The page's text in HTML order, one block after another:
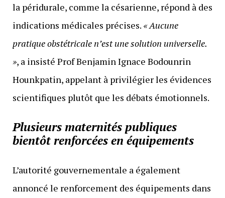
la péridurale, comme la césarienne, répond à des
indications médicales précises. « Aucune
pratique obstétricale n’est une solution universelle.
», a insisté Prof Benjamin Ignace Bodounrin
Hounkpatin, appelant à privilégier les évidences
scientifiques plutôt que les débats émotionnels.
Plusieurs maternités publiques
bientôt renforcées en équipements
L’autorité gouvernementale a également
annoncé le renforcement des équipements dans